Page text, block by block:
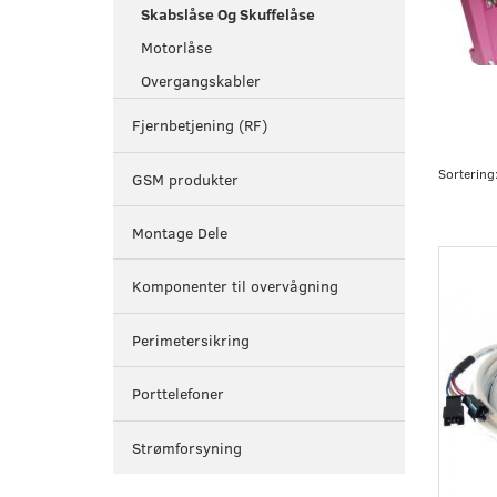
Skabslåse Og Skuffelåse
Motorlåse
Overgangskabler
Fjernbetjening (RF)
GSM produkter
Montage Dele
Komponenter til overvågning
Perimetersikring
Porttelefoner
Strømforsyning
Sortering: